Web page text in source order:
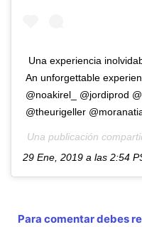
Una experiencia
An unforgettable
@noakirel_ @jordiprod
@theurigeller
Una publicación
29 Ene, 2019 a las 2:54
Para comentar debes